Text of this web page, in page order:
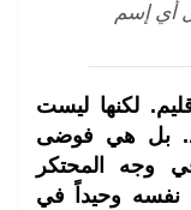
أي إسم
لكنها ليست
بل هي فوضى
وجه المحتكر
نفسه وحيداً في